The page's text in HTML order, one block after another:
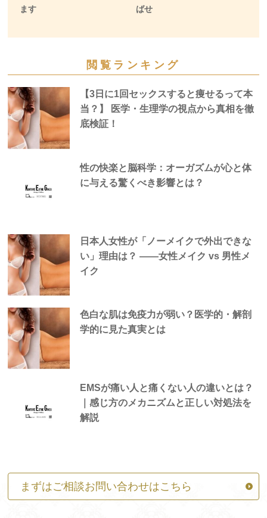
ます
ばせ
閲覧ランキング
【3日に1回セックスすると痩せるって本
当？】 医学・生理学の視点から真相を徹
底検証！
性の快楽と脳科学：オーガズムが心と体
に与える驚くべき影響とは？
日本人女性が「ノーメイクで外出できな
い」理由は？ —―女性メイク vs 男性メ
イク
色白な肌は免疫力が弱い？医学的・解剖
学的に見た真実とは
EMSが痛い人と痛くない人の違いとは？
｜感じ方のメカニズムと正しい対処法を
解説
まずはご相談お問い合わせはこちら